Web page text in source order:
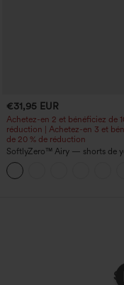
€31,95 EUR
Achetez-en 2 et bénéficiez de
réduction | Achetez-en 3 et
de 20 % de réduction
SoftlyZero™ Airy — shorts de
super taille haute 2-en-1
avec poches